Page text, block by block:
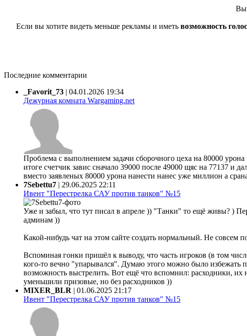
Вы
Если вы хотите видеть меньше рекламы и иметь возможность
Последние комментарии
_Favorit_73 | 04.01.2026 19:34
Дежурная комната Wargaming.net
Проблема с выполнением задачи сборочного цеха на 80000
итоге счетчик завис сначало 39000 после 49000 щяс на 77137 и
вместо заявленых 80000 урона нанести нанес уже миллион а
7Sebettu7 | 29.06.2025 22:11
Ивент "Перестрелка САУ против танков" №15
Уже и забыл, что тут писал в апреле )) "Танки" то ещё живы? )
админам ))
Какой-нибудь чат на этом сайте создать нормальный. Не
Вспоминая гонки пришёл к выводу, что часть игроков (в том
кого-то вечно "упарывался". Думаю этого можно было
возможность выстрелить. Вот ещё что вспомнил: расходники,
уменьшили призовые, но без расходников ))
MIXER_BLR | 01.06.2025 21:17
Ивент "Перестрелка САУ против танков" №15